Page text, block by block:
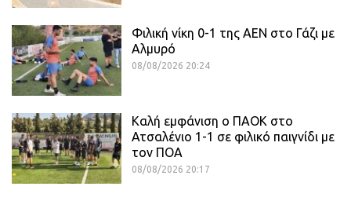
Φιλική νίκη 0-1 της ΑΕΝ στο Γάζι με
Αλμυρό
08/08/2026 20:24
Καλή εμφάνιση ο ΠΑΟΚ στο
Ατσαλένιο 1-1 σε φιλικό παιγνίδι με
τον ΠΟΑ
08/08/2026 20:17